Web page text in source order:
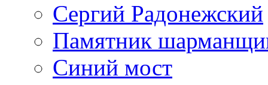
Сергий Радонежский
Памятник
Синий мост